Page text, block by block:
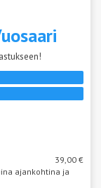
39,00 €
ajankohtina ja